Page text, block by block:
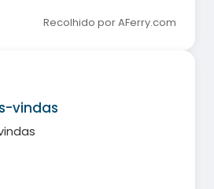
Recolhido por AFerry.com
vindas